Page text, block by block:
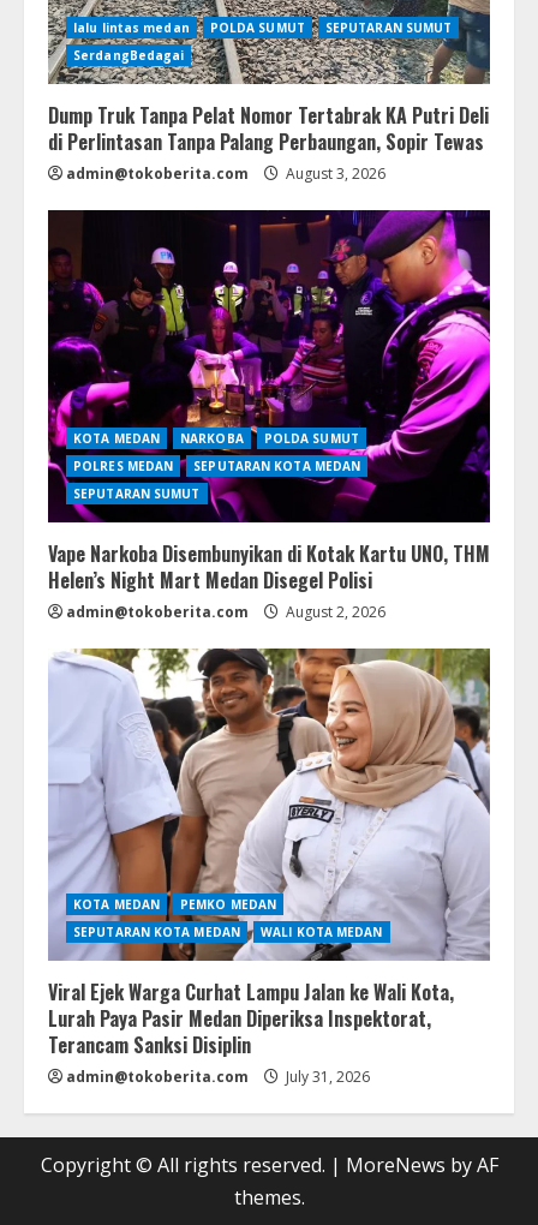
lalu lintas medan POLDA SUMUT
SEPUTARAN SUMUT
SerdangBedagai
Dump Truk Tanpa Pelat Nomor Tertabrak KA Putri Deli
di Perlintasan Tanpa Palang Perbaungan, Sopir Tewas
admin@tokoberita.com August 3, 2026
KOTA MEDAN NARKOBA
POLDA SUMUT
POLRES MEDAN
SEPUTARAN KOTA MEDAN
SEPUTARAN SUMUT
Vape Narkoba Disembunyikan di Kotak Kartu UNO, THM
Helen’s Night Mart Medan Disegel Polisi
admin@tokoberita.com August 2, 2026
KOTA MEDAN
PEMKO MEDAN
SEPUTARAN KOTA MEDAN
WALI KOTA MEDAN
Viral Ejek Warga Curhat Lampu Jalan ke Wali Kota,
Lurah Paya Pasir Medan Diperiksa Inspektorat,
Terancam Sanksi Disiplin
admin@tokoberita.com July 31, 2026
Copyright © All rights reserved. | MoreNews by AF
themes.